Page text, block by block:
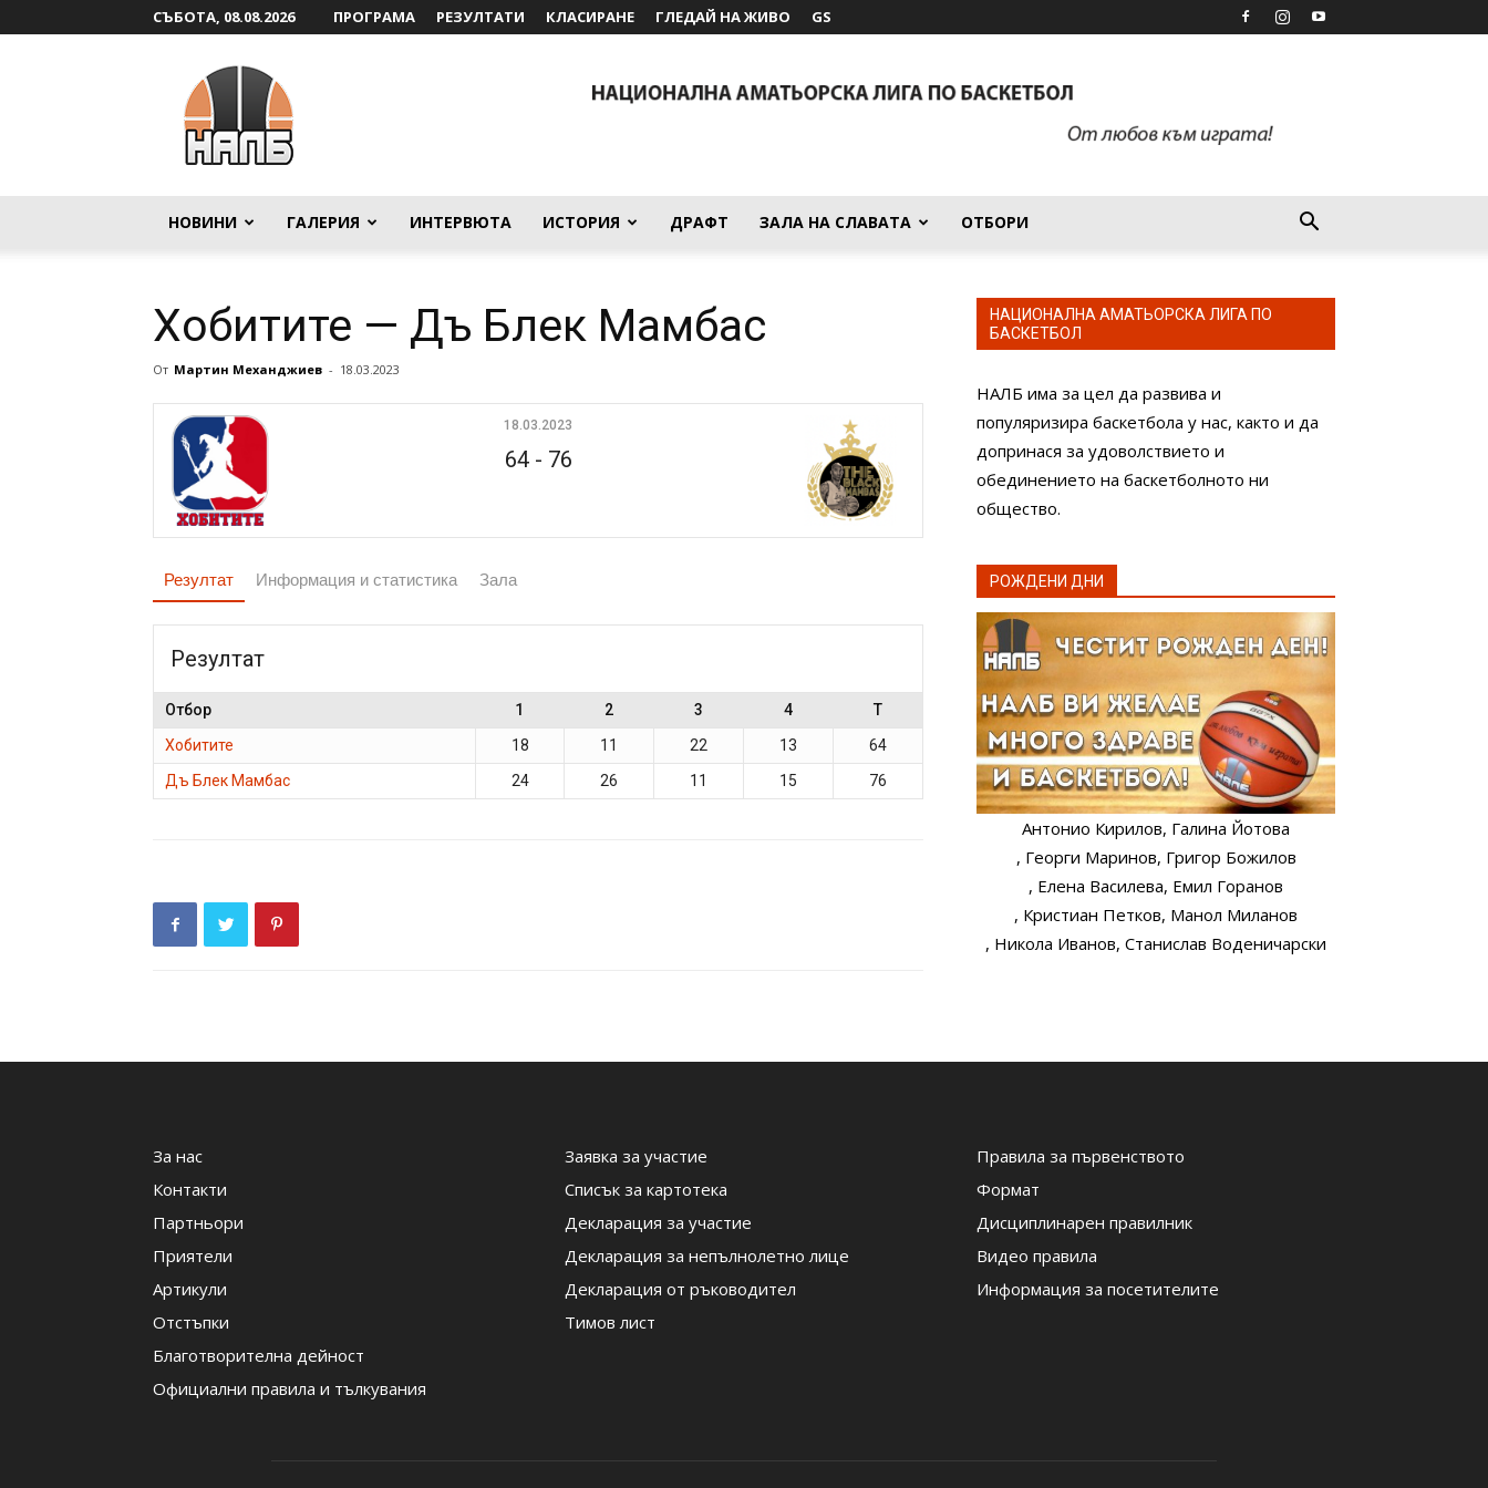
СЪБОТА, 08.08.2026 ПРОГРАМА РЕЗУЛТАТИ КЛАСИРАНЕ ГЛЕДАЙ НА ЖИВО GS
НОВИНИ ГАЛЕРИЯ ИНТЕРВЮТА ИСТОРИЯ ДРАФТ ЗАЛА НА СЛАВАТА ОТБОРИ
Хобитите — Дъ Блек Мамбас
От Мартин Механджиев - 18.03.2023
18.03.2023
64- 76
Резултат Информация и статистика Зала
Резултат
Отбор 1 2 3 4
T
Хобитите
18 11 22 13
64
Дъ Блек Мамбас
24 26 11 15 76
НАЦИОНАЛНА АМАТЬОРСКА ЛИГА ПО
БАСКЕТБОЛ
НАЛБ има за цел да развива и
популяризира баскетбола у нас, както и да
допринася за удоволствието и
обединението на баскетболното ни
общество.
РОЖДЕНИ ДНИ
Антонио Кирилов, Галина Йотова
, Георги Маринов, Григор Божилов
, Елена Василева, Емил Горанов
, Кристиан Петков, Манол Миланов
, Никола Иванов, Станислав Воденичарски
За нас
Контакти
Партньори
Приятели
Артикули
Отстъпки
Благотворителна дейност
Официални правила и тълкувания
Заявка за участие
Списък за картотека
Декларация за участие
Декларация за непълнолетно лице
Декларация от ръководител
Тимов лист
Правила за първенството
Формат
Дисциплинарен правилник
Видео правила
Информация за посетителите